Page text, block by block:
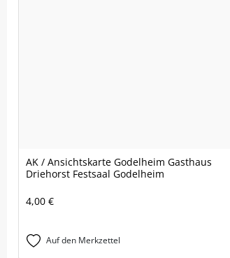
AK / Ansichtskarte Godelheim Gasthaus
Driehorst Festsaal Godelheim
4,00 €
Auf den Merkzettel